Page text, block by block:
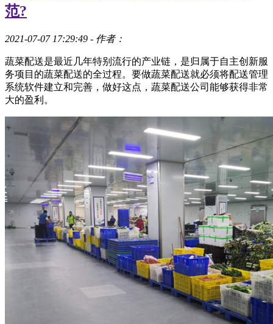
范?
2021-07-07 17:29:49 - 作者：
蔬菜配送是最近几年特别流行的产业链，是归属于自主创新服
务项目的蔬菜配送的全过程。要做蔬菜配送就必须将配送管理
系统软件建立和完善，做好这点，蔬菜配送公司能够获得非常
大的盈利。